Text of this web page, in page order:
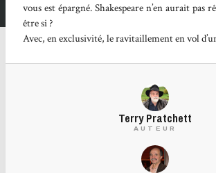
vous est épargné. Shakespeare n’en aurait pas
être si ?
Avec, en exclusivité, le ravitaillement en vol
Terry Pratchett
AUTEUR